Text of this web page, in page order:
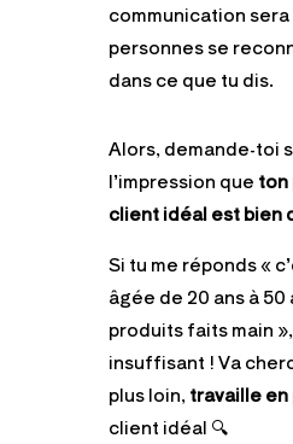
communication
personnes se
dans ce que tu dis.
Alors, demande-toi
l’impression que ton
client idéal est bien
Si tu me réponds «
âgée de 20 ans à 50
produits faits main
insuffisant ! Va
plus loin,travaille
client idéal 🔍